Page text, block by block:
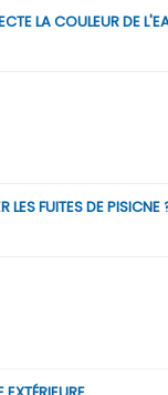
LA COULEUR DE
LES FUITES DE PISICNE